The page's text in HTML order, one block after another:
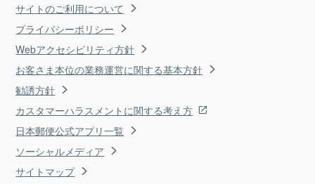
サイトのご利用について
プライバシーポリシー
Webアクセシビリティ方針
お客さま本位の業務運営に関する基本方針
勧誘方針
カスタマーハラスメントに関する考え方
日本郵便公式アプリ一覧
ソーシャルメディア
サイトマップ